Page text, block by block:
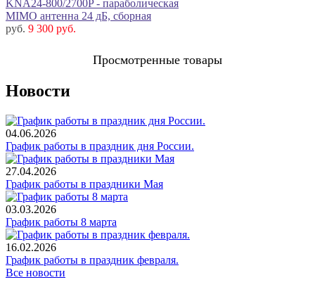
KNA24-800/2700P - параболическая
MIMO антенна 24 дБ, сборная
руб. 9 300 руб.
Просмотренные товары
Новости
04.06.2026
График работы в праздник дня России.
27.04.2026
График работы в праздники Мая
03.03.2026
График работы 8 марта
16.02.2026
График работы в праздник февраля.
Все новости